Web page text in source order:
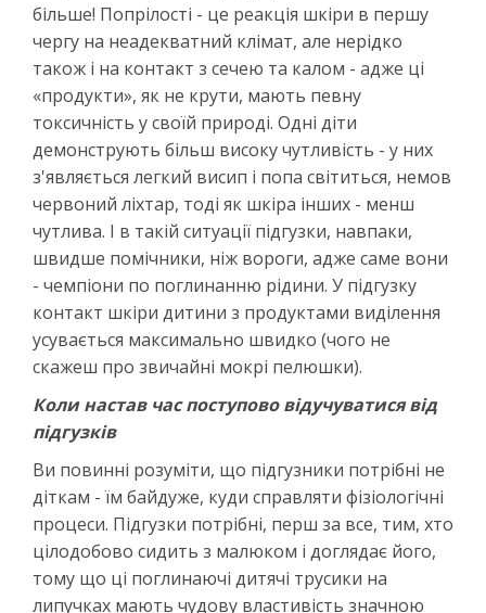
більше! Попрілості - це реакція шкіри в першу
чергу на неадекватний клімат, але нерідко
також і на контакт з сечею та калом - адже ці
«продукти», як не крути, мають певну
токсичність у своїй природі. Одні діти
демонструють більш високу чутливість - у них
з'являється легкий висип і попа світиться, немов
червоний ліхтар, тоді як шкіра інших - менш
чутлива. І в такій ситуації підгузки, навпаки,
швидше помічники, ніж вороги, адже саме вони
- чемпіони по поглинанню рідини. У підгузку
контакт шкіри дитини з продуктами виділення
усувається максимально швидко (чого не
скажеш про звичайні мокрі пелюшки).
Коли настав час поступово відучуватися від
підгузків
Ви повинні розуміти, що підгузники потрібні не
діткам - їм байдуже, куди справляти фізіологічні
процеси. Підгузки потрібні, перш за все, тим, хто
цілодобово сидить з малюком і доглядає його,
тому що ці поглинаючі дитячі трусики на
липучках мають чудову властивість значною